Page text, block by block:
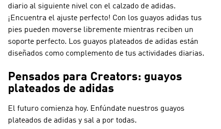
diario al siguiente nivel con el calzado de adidas.
¡Encuentra el ajuste perfecto! Con los guayos adidas tus
pies pueden moverse libremente mientras reciben un
soporte perfecto. Los guayos plateados de adidas están
diseñados como complemento de tus actividades diarias.
Pensados para Creators: guayos
plateados de adidas
El futuro comienza hoy. Enfúndate nuestros guayos
plateados de adidas y sal a por todas.